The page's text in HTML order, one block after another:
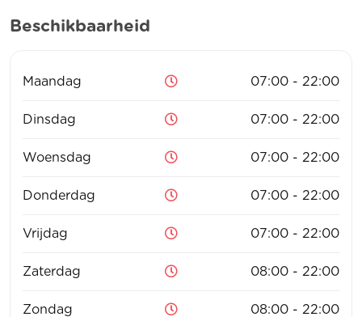
Beschikbaarheid
Maandag 07:00 - 22:00
Dinsdag 07:00 - 22:00
Woensdag 07:00 - 22:00
Donderdag 07:00 - 22:00
Vrijdag 07:00 - 22:00
Zaterdag 08:00 - 22:00
Zondag 08:00 - 22:00